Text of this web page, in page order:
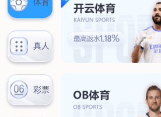
新闻展示
公司新闻
行业资讯
联系我们
联系方式
客户留言